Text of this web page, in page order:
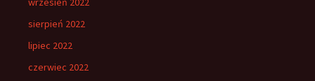
sierpień 2022
lipiec 2022
czerwiec 2022